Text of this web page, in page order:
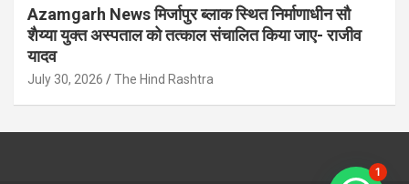
Azamgarh News मिर्जापुर ब्लाक स्थित निर्माणाधीन सौ
शैय्या युक्त अस्पताल को तत्काल संचालित किया जाए- राजीव
यादव
July 30, 2026 The Hind Rashtra
1